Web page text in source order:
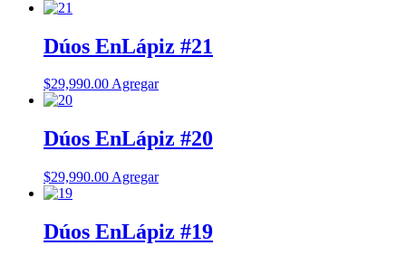
Dúos EnLápiz #21
$29,990.00Agregar
Dúos EnLápiz #20
$29,990.00 Agregar
Dúos EnLápiz #19